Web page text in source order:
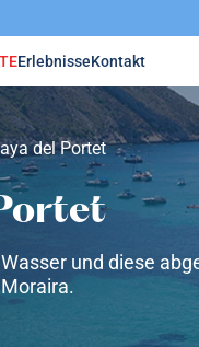
ErlebnisseKontakt
del Portet
und diese